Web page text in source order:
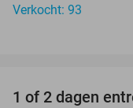
Verkocht: 93
1 of 2 dagen